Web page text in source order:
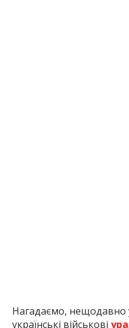
Нагадаємо, нещодавно
українські військові